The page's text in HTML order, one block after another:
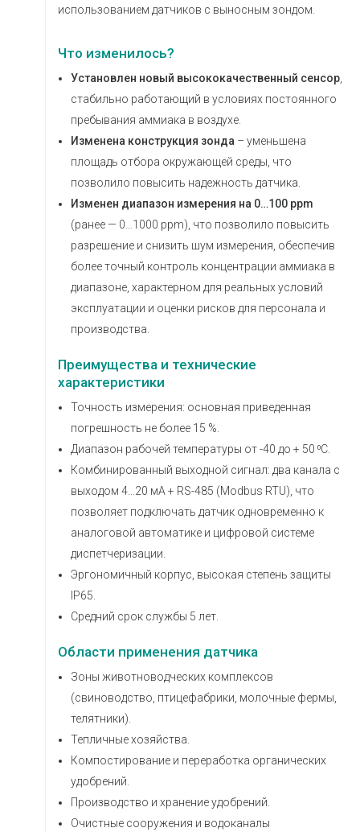
использованием датчиков с выносным зондом.
Что изменилось?
Установлен новый высококачественный сенсор
стабильно работающий в условиях постоянного
пребывания аммиака в воздухе.
Изменена конструкция зонда – уменьшена
площадь отбора окружающей среды, что
позволило повысить надежность датчика.
Изменен диапазон измерения на 0…100 ppm
(ранее — 0…1000 ppm), что позволило повысить
разрешение и снизить шум измерения, обеспечив
более точный контроль концентрации аммиака в
диапазоне, характерном для реальных условий
эксплуатации и оценки рисков для персонала и
производства.
Преимущества и технические
характеристики
Точность измерения: основная приведенная
погрешность не более 15 %.
Диапазон рабочей температуры от -40 до + 50 ⁰С.
Комбинированный выходной сигнал: два канала с
выходом 4...20 мА + RS-485 (Modbus RTU), что
позволяет подключать датчик одновременно к
аналоговой автоматике и цифровой системе
диспетчеризации.
Эргономичный корпус, высокая степень защиты
IP65.
Средний срок службы 5 лет.
Области применения датчика
Зоны животноводческих комплексов
(свиноводство, птицефабрики, молочные фермы,
телятники).
Тепличные хозяйства.
Компостирование и переработка органических
удобрений.
Производство и хранение удобрений.
Очистные сооружения и водоканалы